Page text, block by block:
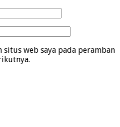
situs web saya pada peramban